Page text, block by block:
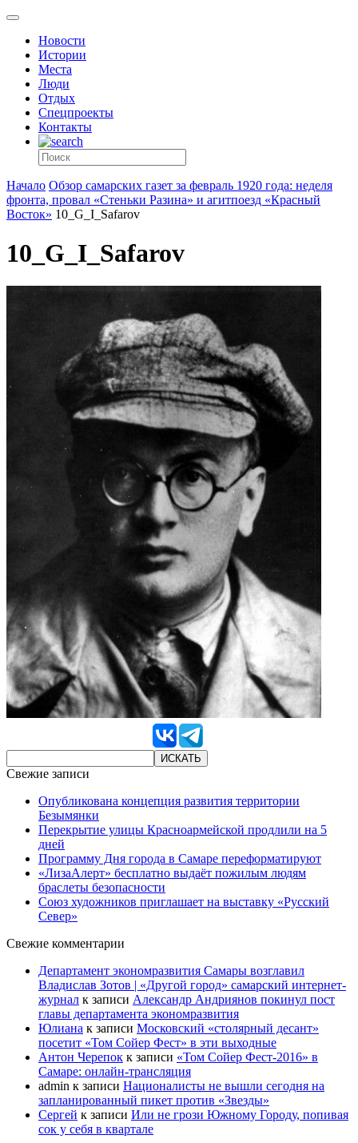
Новости
Истории
Места
Люди
Отдых
Спецпроекты
Контакты
Начало Обзор самарских газет за февраль 1920 года: неделя
фронта, провал «Стеньки Разина» и агитпоезд «Красный
Восток» 10_G_I_Safarov
10_G_I_Safarov
Свежие записи
Опубликована концепция развития территории
Безымянки
Перекрытие улицы Красноармейской продлили на 5
дней
Программу Дня города в Самаре переформатируют
«ЛизаАлерт» бесплатно выдаёт пожилым людям
браслеты безопасности
Союз художников приглашает на выставку «Русский
Север»
Свежие комментарии
Департамент экономразвития Самары возглавил
Владислав Зотов | «Другой город» самарский интернет-
журнал к записи Александр Андриянов покинул пост
главы департамента экономразвития
Юлиана к записи Московский «столярный десант»
посетит «Том Сойер Фест» в эти выходные
Антон Черепок к записи «Том Сойер Фест-2016» в
Самаре: онлайн-трансляция
admin к записи Националисты не вышли сегодня на
запланированный пикет против «Звезды»
Сергей к записи Или не грози Южному Городу, попивая
сок у себя в квартале